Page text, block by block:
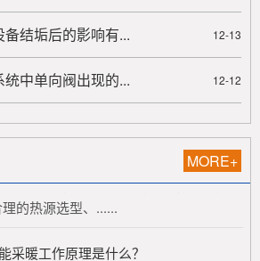
结垢后的影响有... 12-13
中单向阀出现的... 12-12
MORE+
，热网失水的问题，虽然已引起运行管
网失水的问题仍然很突出，不同单位
好的单位失......
水锅炉低温运行的现象合理吗？
管网阻力、末端散热方式等，经研究
的热源选型、......
采暖工作原理是什么？
的逐渐发展，社会经济消费的环境同